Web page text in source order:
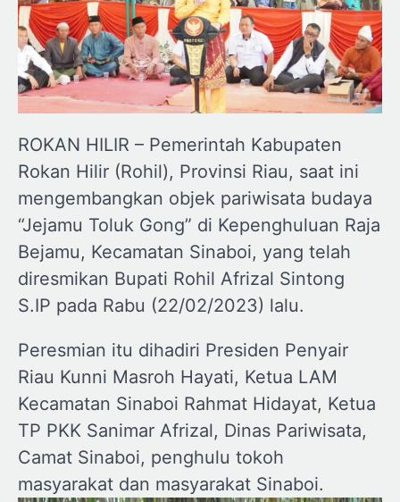
ROKAN HILIR – Pemerintah Kabupaten
Rokan Hilir (Rohil), Provinsi Riau, saat ini
mengembangkan objek pariwisata budaya
“Jejamu Toluk Gong” di Kepenghuluan Raja
Bejamu, Kecamatan Sinaboi, yang telah
diresmikan Bupati Rohil Afrizal Sintong
S.IP pada Rabu (22/02/2023) lalu.
Peresmian itu dihadiri Presiden Penyair
Riau Kunni Masroh Hayati, Ketua LAM
Kecamatan Sinaboi Rahmat Hidayat, Ketua
TP PKK Sanimar Afrizal, Dinas Pariwisata,
Camat Sinaboi, penghulu tokoh
masyarakat dan masyarakat Sinaboi.